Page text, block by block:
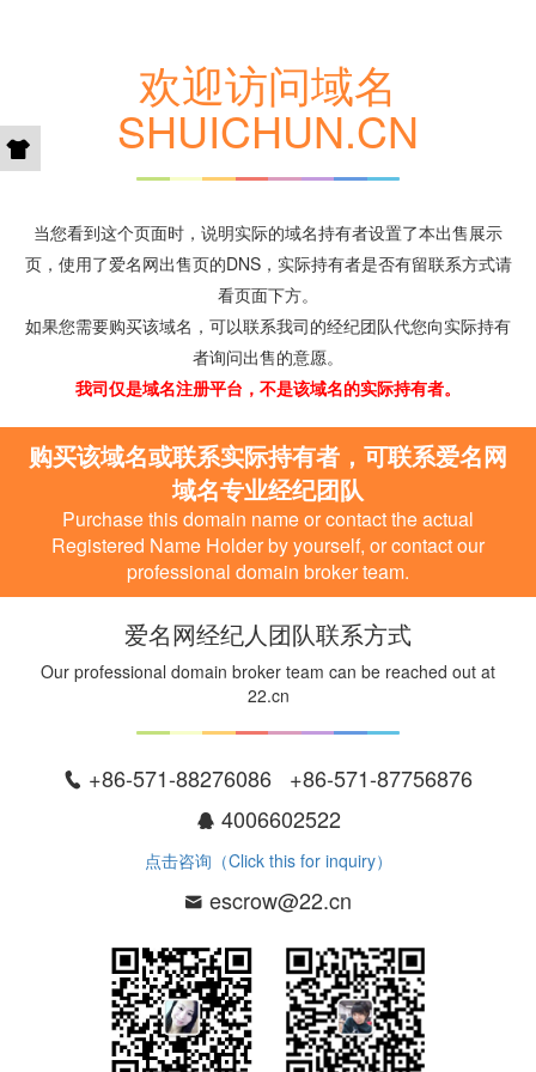
欢迎访问域名
SHUICHUN.CN
当您看到这个页面时，说明实际的域名持有者设置了本出售展示
页，使用了爱名网出售页的DNS，实际持有者是否有留联系方式请
看页面下方。
如果您需要购买该域名，可以联系我司的经纪团队代您向实际持有
者询问出售的意愿。
我司仅是域名注册平台，不是该域名的实际持有者。
购买该域名或联系实际持有者，可联系爱名网
域名专业经纪团队
Purchase this domain name or contact the actual
Registered Name Holder by yourself, or contact our
professional domain broker team.
爱名网经纪人团队联系方式
Our professional domain broker team can be reached out at
22.cn
+86-571-88276086 +86-571-87756876
4006602522
点击咨询（Click this for inquiry）
escrow@22.cn